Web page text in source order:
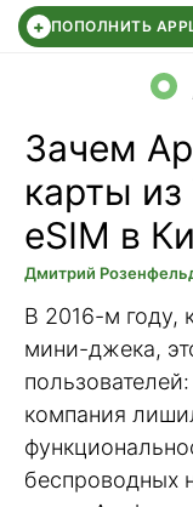
+ ПОПОЛНИТЬ
СБЕР КИДС
Зачем
карты из
eSIM в
Дмитрий
В 2016-м году,
мини-джека,
компания
беспроводных